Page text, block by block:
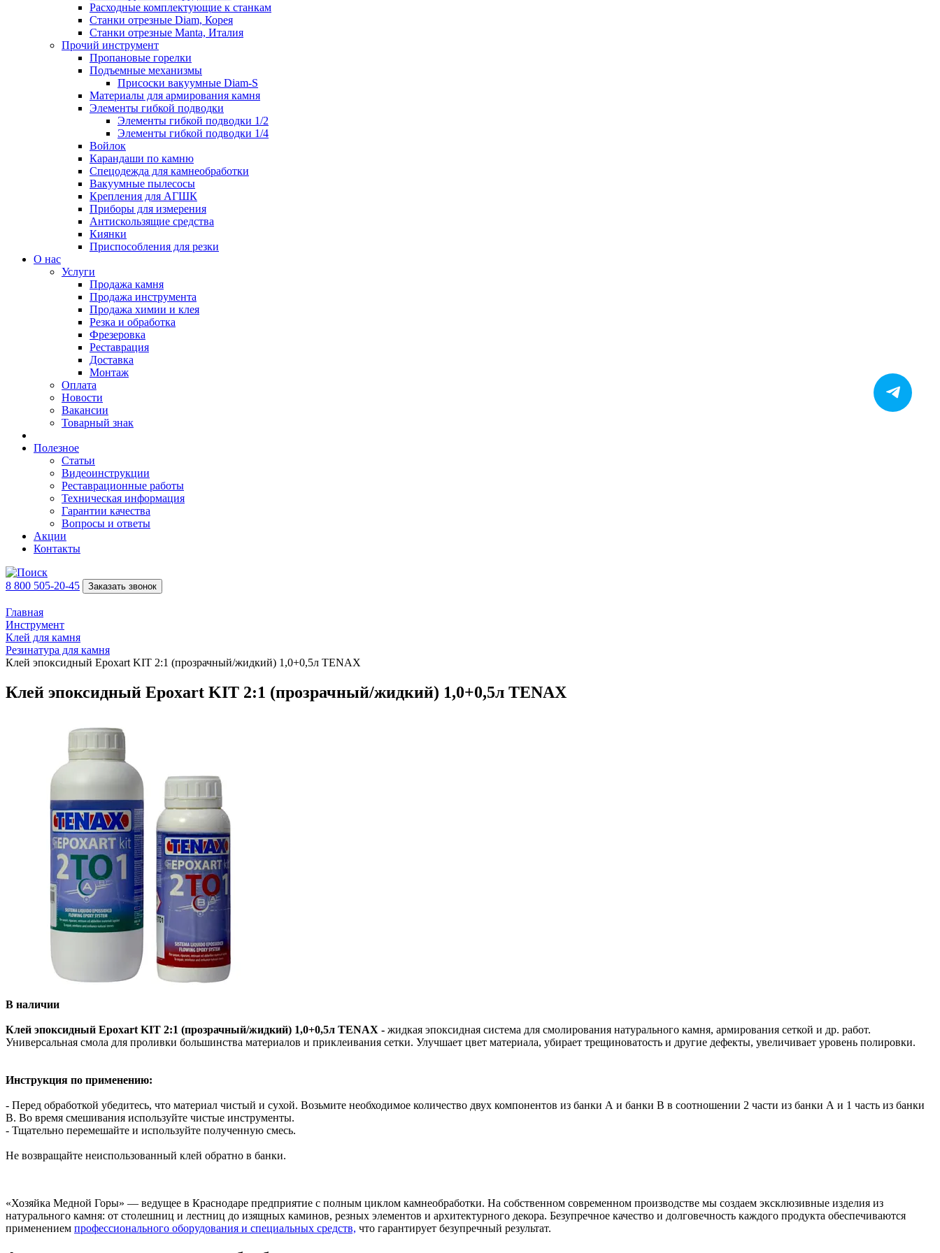
Расходные комплектующие к станкам
Станки отрезные Diam, Корея
Станки отрезные Manta, Италия
Прочий инструмент
Пропановые горелки
Подъeмные механизмы
Присоски вакуумные Diam-S
Материалы для армирования камня
Элементы гибкой подводки
Элементы гибкой подводки 1/2
Элементы гибкой подводки 1/4
Войлок
Карандаши по камню
Спецодежда для камнеобработки
Вакуумные пылесосы
Крепления для АГШК
Приборы для измерения
Антискользящие средства
Киянки
Приспособления для резки
О нас
Услуги
Продажа камня
Продажа инструмента
Продажа химии и клея
Резка и обработка
Фрезеровка
Реставрация
Доставка
Монтаж
Оплата
Новости
Вакансии
Товарный знак
Полезное
Статьи
Видеоинструкции
Реставрационные работы
Техническая информация
Гарантии качества
Вопросы и ответы
Акции
Контакты
8 800 505-20-45 Заказать звонок
Главная
Инструмент
Клей для камня
Резинатура для камня
Клей эпоксидный Epoxart KIT 2:1 (прозрачный/жидкий) 1,0+0,5л TENAX
Клей эпоксидный Epoxart KIT 2:1 (прозрачный/жидкий) 1,0+0,5л TENAX
В наличии
Клей эпоксидный Epoxart KIT 2:1 (прозрачный/жидкий) 1,0+0,5л TENAX - жидкая эпоксидная система для смолирования натурального камня, армирования сеткой и др. работ.
Универсальная смола для проливки большинства материалов и приклеивания сетки. Улучшает цвет материала, убирает трещиноватость и другие дефекты, увеличивает уровень полировки.
Инструкция по применению:
- Перед обработкой убедитесь, что материал чистый и сухой. Возьмите необходимое количество двух компонентов из банки А и банки B в соотношении 2 части из банки А и 1 часть из банки
B. Во время смешивания используйте чистые инструменты.
- Тщательно перемешайте и используйте полученную смесь.
Не возвращайте неиспользованный клей обратно в банки.
«Хозяйка Медной Горы» — ведущее в Краснодаре предприятие с полным циклом камнеобработки. На собственном современном производстве мы создаем эксклюзивные изделия из
натурального камня: от столешниц и лестниц до изящных каминов, резных элементов и архитектурного декора. Безупречное качество и долговечность каждого продукта обеспечиваются
применением профессионального оборудования и специальных средств, что гарантирует безупречный результат.